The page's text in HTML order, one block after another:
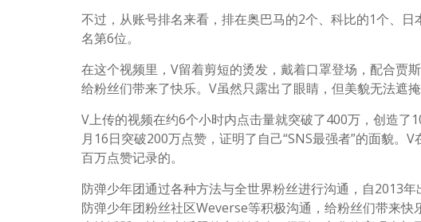
不过，从账号排名来看，排在奥巴马的2个、科比的1个、
名第6位。
在这个视频里，V留着剪短的烫发，戴着口罩登场，配合贾
给粉丝们带来了快乐。V虽然只露出了眼睛，但美貌无法遮
V上传的视频在约6个小时内点击量就突破了400万，创造
月16日突破200万点赞，证明了自己“SNS最强者”的面貌
百万点赞记录的。
防弹少年团通过各种方法与全世界粉丝进行沟通，自2013
防弹少年团粉丝社区Weverse等积极沟通，给粉丝们带来